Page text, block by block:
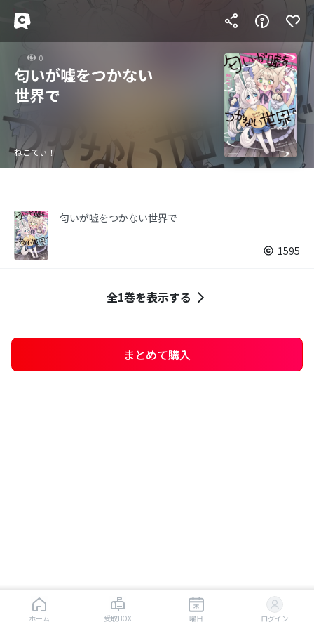
0
匂いが嘘をつかない
世界で
ねこてぃ！
匂いが嘘をつかない世界で
1595
全1巻を表示する
まとめて購入
はじめから読む
ホーム 受取BOX 曜日 ログイン